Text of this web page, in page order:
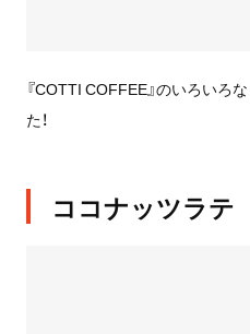
『COTTI COFFEE』のいろいろ
た！
ココナッツラテ